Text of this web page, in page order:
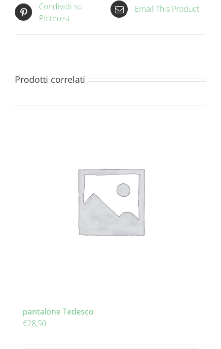
Condividi su
Pinterest
Email This Product
Prodotti correlati
pantalone Tedesco
€28,50